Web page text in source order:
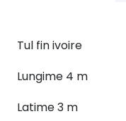
Tul fin ivoire
Lungime 4 m
Latime 3 m